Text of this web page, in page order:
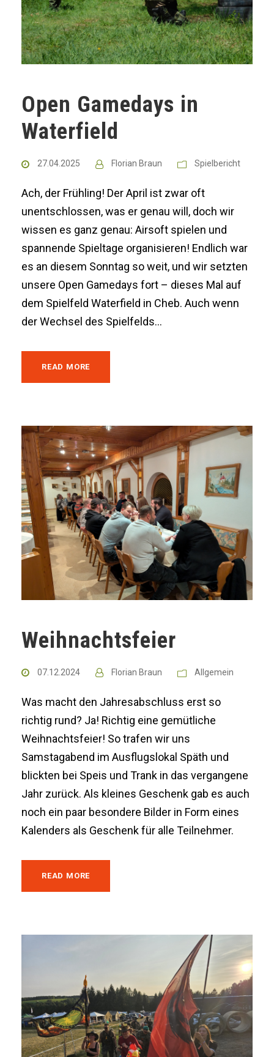
Open Gamedays in
Waterfield
27.04.2025 Florian Braun Spielbericht
Ach, der Frühling! Der April ist zwar oft
unentschlossen, was er genau will, doch wir
wissen es ganz genau: Airsoft spielen und
spannende Spieltage organisieren! Endlich war
es an diesem Sonntag so weit, und wir setzten
unsere Open Gamedays fort – dieses Mal auf
dem Spielfeld Waterfield in Cheb. Auch wenn
der Wechsel des Spielfelds...
READ MORE
Weihnachtsfeier
07.12.2024 Florian Braun Allgemein
Was macht den Jahresabschluss erst so
richtig rund? Ja! Richtig eine gemütliche
Weihnachtsfeier! So trafen wir uns
Samstagabend im Ausflugslokal Späth und
blickten bei Speis und Trank in das vergangene
Jahr zurück. Als kleines Geschenk gab es auch
noch ein paar besondere Bilder in Form eines
Kalenders als Geschenk für alle Teilnehmer.
READ MORE